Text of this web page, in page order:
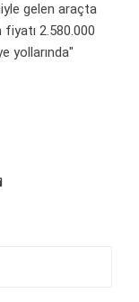
gelen araçta
fiyatı 2.580.000
yollarında"